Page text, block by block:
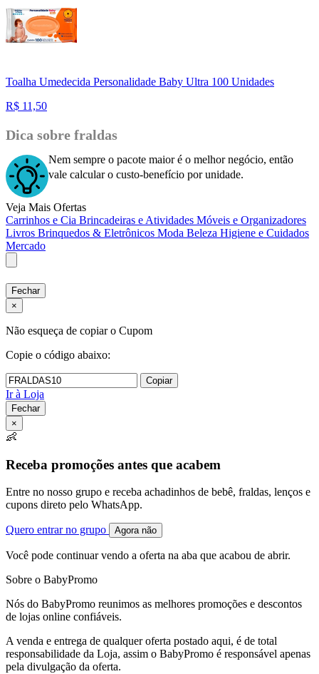
Toalha Umedecida Personalidade Baby Ultra 100 Unidades
R$ 11,50
Dica sobre fraldas
Nem sempre o pacote maior é o melhor negócio, então
vale calcular o custo-benefício por unidade.
Veja Mais Ofertas
Carrinhos e Cia Brincadeiras e Atividades Móveis e Organizadores
Livros Brinquedos & Eletrônicos Moda Beleza Higiene e Cuidados
Mercado
Fechar
×
Não esqueça de copiar o Cupom
Copie o código abaixo:
Copiar
Ir à Loja
Fechar
×
👶
Receba promoções antes que acabem
Entre no nosso grupo e receba achadinhos de bebê, fraldas, lenços e
cupons direto pelo WhatsApp.
Quero entrar no grupo Agora não
Você pode continuar vendo a oferta na aba que acabou de abrir.
Sobre o BabyPromo
Nós do BabyPromo reunimos as melhores promoções e descontos
de lojas online confiáveis.
A venda e entrega de qualquer oferta postado aqui, é de total
responsabilidade da Loja, assim o BabyPromo é responsável apenas
pela divulgação da oferta.